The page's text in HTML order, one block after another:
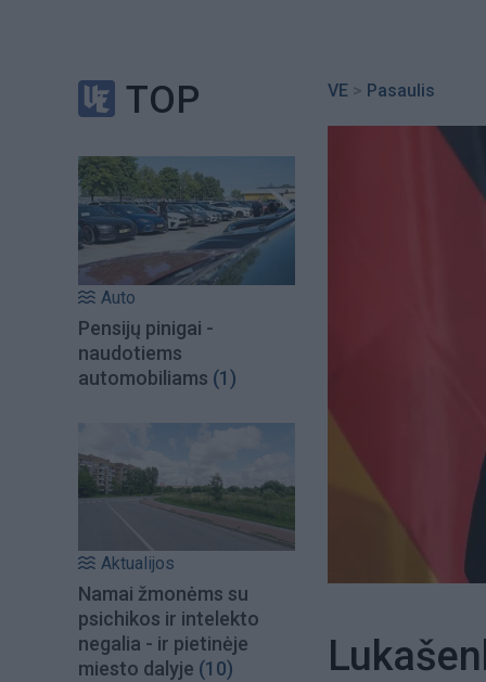
TOP
Auto
Pensijų pinigai -
naudotiems
automobiliams (1)
Aktualijos
Namai žmonėms su
psichikos ir intelekto
negalia - ir pietinėje
miesto dalyje (10)
VE > Pasaulis